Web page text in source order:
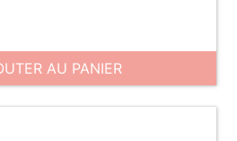
AU PANIER